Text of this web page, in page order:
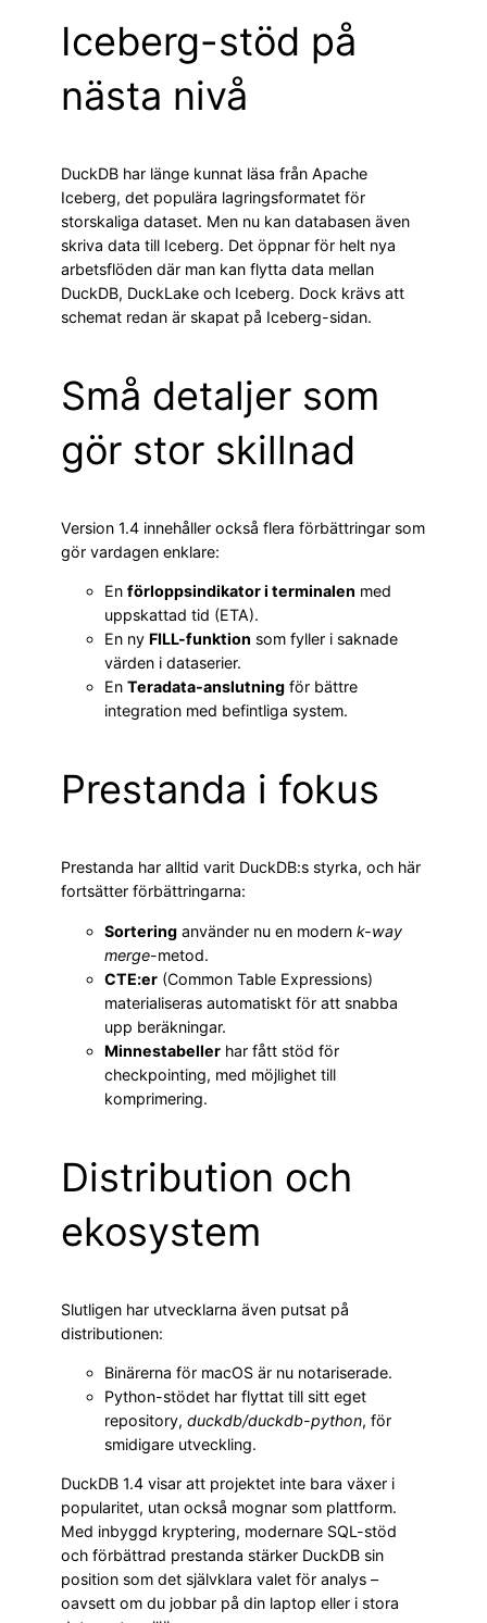
Iceberg-stöd på
nästa nivå
DuckDB har länge kunnat läsa från Apache
Iceberg, det populära lagringsformatet för
storskaliga dataset. Men nu kan databasen även
skriva data till Iceberg. Det öppnar för helt nya
arbetsflöden där man kan flytta data mellan
DuckDB, DuckLake och Iceberg. Dock krävs att
schemat redan är skapat på Iceberg-sidan.
Små detaljer som
gör stor skillnad
Version 1.4 innehåller också flera förbättringar som
gör vardagen enklare:
En förloppsindikator i terminalen med
uppskattad tid (ETA).
En ny FILL-funktion som fyller i saknade
värden i dataserier.
En Teradata-anslutning för bättre
integration med befintliga system.
Prestanda i fokus
Prestanda har alltid varit DuckDB:s styrka, och här
fortsätter förbättringarna:
Sortering använder nu en modern k-way
merge-metod.
CTE:er (Common Table Expressions)
materialiseras automatiskt för att snabba
upp beräkningar.
Minnestabeller har fått stöd för
checkpointing, med möjlighet till
komprimering.
Distribution och
ekosystem
Slutligen har utvecklarna även putsat på
distributionen:
Binärerna för macOS är nu notariserade.
Python-stödet har flyttat till sitt eget
repository, duckdb/duckdb-python, för
smidigare utveckling.
DuckDB 1.4 visar att projektet inte bara växer i
popularitet, utan också mognar som plattform.
Med inbyggd kryptering, modernare SQL-stöd
och förbättrad prestanda stärker DuckDB sin
position som det självklara valet för analys –
oavsett om du jobbar på din laptop eller i stora